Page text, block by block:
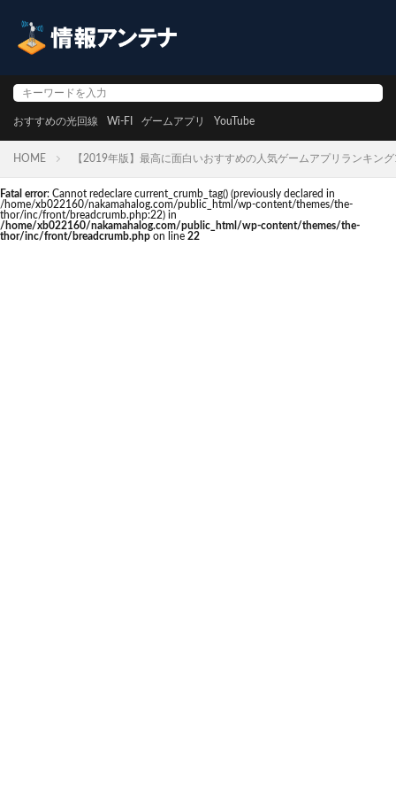
おすすめの光回線 Wi-FI ゲームアプリ YouTube
HOME 【2019年版】最高に面白いおすすめの人気ゲームアプリランキン
Fatal error: Cannot redeclare current_crumb_tag() (previously declared in
/home/xb022160/nakamahalog.com/public_html/wp-content/themes/the-
thor/inc/front/breadcrumb.php:22) in
/home/xb022160/nakamahalog.com/public_html/wp-content/themes/the-
thor/inc/front/breadcrumb.php on line 22